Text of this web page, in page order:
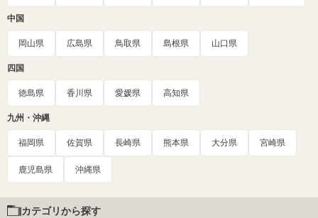
中国
岡山県 広島県 鳥取県 島根県 山口県
四国
徳島県 香川県 愛媛県 高知県
九州・沖縄
福岡県 佐賀県 長崎県 熊本県 大分県 宮崎県
鹿児島県 沖縄県
カテゴリから探す